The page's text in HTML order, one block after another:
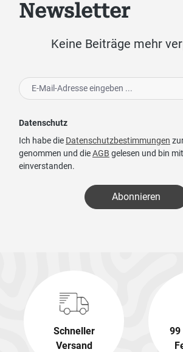
Newsletter
Keine Beiträge mehr
Datenschutz
Ich habe die Datenschutzbestimmungen
genommen und dieAGB gelesen und bin
einverstanden.
Abonnieren
Schneller
Versand
99